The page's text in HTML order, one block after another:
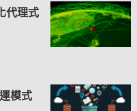
代理式
模式